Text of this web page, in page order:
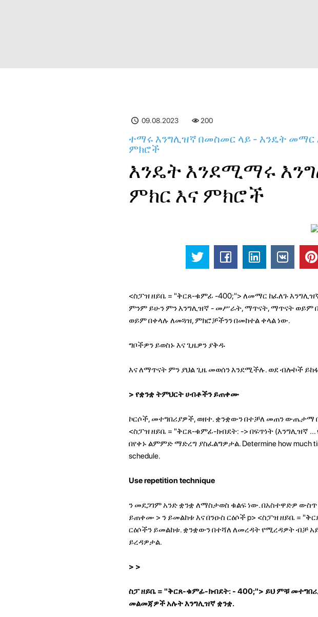
09.08.2023 200
ተማሩ እንግሊዝኛ በመስመር ላይ - እንዴት መማር
ምክሮች
እንዴት እንደሚማሩ
ምክር እና ምክሮች
<ስፓዝ ዘይቤ = "ቅርጸ-ቁምፊ -400;"> ለመማር ከፈለጉ
ምንም ይሁን ምን እንግሊዝኛ - መሥራት, ማጥናት, ማጥናት ወይም
ወይም በቀላሉ ለመጓዝ, ምክሮቻችንን በመከተል ቀላል ነው.
ግቦችዎን ይወስኑ እና ጊዜዎን ያቅዱ
እና ለማጥናት ምን ያህል ጊዜ መወሰን እንደሚችሉ. ወደ ብሎኮች
> የቋንቋ ትምህርት ሀብቶችን ይጠቀሙ
ኮርሶች, መተግበሪያዎች, ወዘተ. ቋንቋውን በተቻለ መጠን
<ስፓዝ ዘይቤ = "ቅርጸ-ቁምፊ-ክብደት: -> በፍጥነት (እንግሊዝኛ
በየቀኑ ልምምድ ማድረግ ያስፈልግዎታል. Determine how much
schedule.
Use repetition technique
ን መደጋገም አንድ ቋንቋ ለማስታወስ ቁልፍ ነው. በአስተዋድዎ ውስጥ
ይጠቀሙ > ን ይመልከቱ እና በንዑስ ርዕሶችp> <ስፓዝ ዘይቤ =
ርዕሶችን ይመልከቱ. ቋንቋውን በተሻለ ለመረዳት የሚረዳዎት ብቻ
ይረዳዎታል.
> >
ስፓ ዘይቤ = "ቅርጸ-ቁምፊ-ክብደት: - 400;"> ይህ ምቹ
መልመጃዎች አሉት እንግሊዝኛ ቋንቋ.